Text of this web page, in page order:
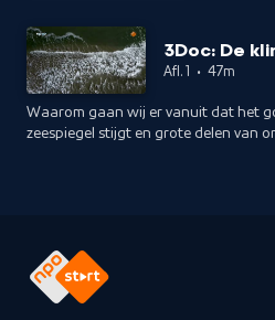
3Doc: De
Afl. 1 • 47m
Waarom gaan wij er vanuit dat het
zeespiegel stijgt en grote delen van